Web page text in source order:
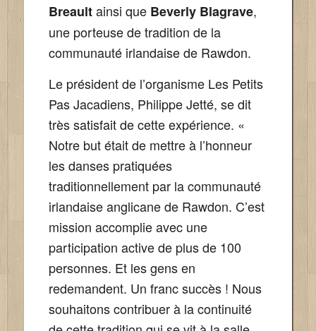
Breaultainsi que Beverly Blagrave,
une porteuse de tradition de la
communauté irlandaise de Rawdon.
Le président de l’organisme Les Petits
Pas Jacadiens, Philippe Jetté, se dit
très satisfait de cette expérience. «
Notre but était de mettre à l’honneur
les danses pratiquées
traditionnellement par la communauté
irlandaise anglicane de Rawdon. C’est
mission accomplie avec une
participation active de plus de 100
personnes. Et les gens en
redemandent. Un franc succès ! Nous
souhaitons contribuer à la continuité